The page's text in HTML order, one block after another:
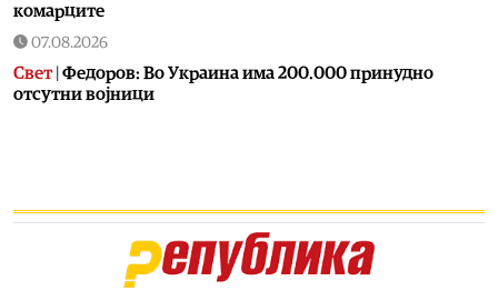
комарците
07.08.2026
Свет| Федоров: Во Украина има 200.000 принудно
отсутни војници
Хроника|Пукање во Сарај
ДИК усвои одлука за дополнителни